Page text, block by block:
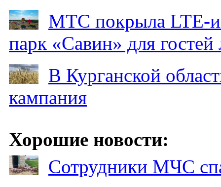
МТС покрыла LTE-
парк «Савин» для гостей
В Курганской
кампания
Хорошие новости:
Сотрудники МЧС